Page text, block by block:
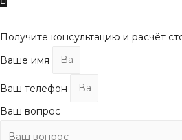
Получите консультацию и расчёт
Ваше имя
Ваш телефон
Ваш вопрос